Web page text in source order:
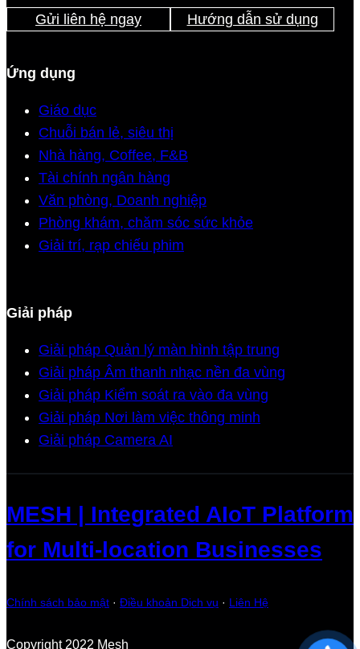
Gửi liên hệ ngay Hướng dẫn sử dụng
Ứng dụng
Giáo dục
Chuỗi bán lẻ, siêu thị
Nhà hàng, Coffee, F&B
Tài chính ngân hàng
Văn phòng, Doanh nghiệp
Phòng khám, chăm sóc sức khỏe
Giải trí, rạp chiếu phim
Giải pháp
Giải pháp Quản lý màn hình tập trung
Giải pháp Âm thanh nhạc nền đa vùng
Giải pháp Kiểm soát ra vào đa vùng
Giải pháp Nơi làm việc thông minh
Giải pháp Camera AI
MESH | Integrated AIoT Platform
for Multi-location Businesses
Chính sách bảo mật · Điều khoản Dịch vụ · Liên Hệ
Copyright 2022 Mesh